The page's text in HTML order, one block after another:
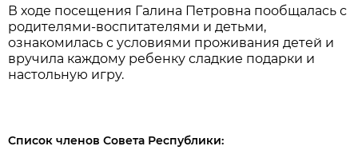
В ходе посещения Галина Петровна пообщалась с
родителями-воспитателями и детьми,
ознакомилась с условиями проживания детей и
вручила каждому ребенку сладкие подарки и
настольную игру.
Список членов Совета Республики: